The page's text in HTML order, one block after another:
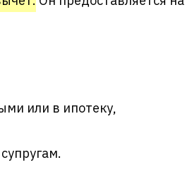
или в ипотеку,